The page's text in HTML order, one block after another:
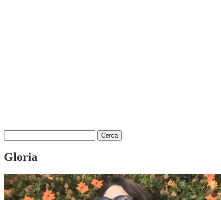
per:
Gloria